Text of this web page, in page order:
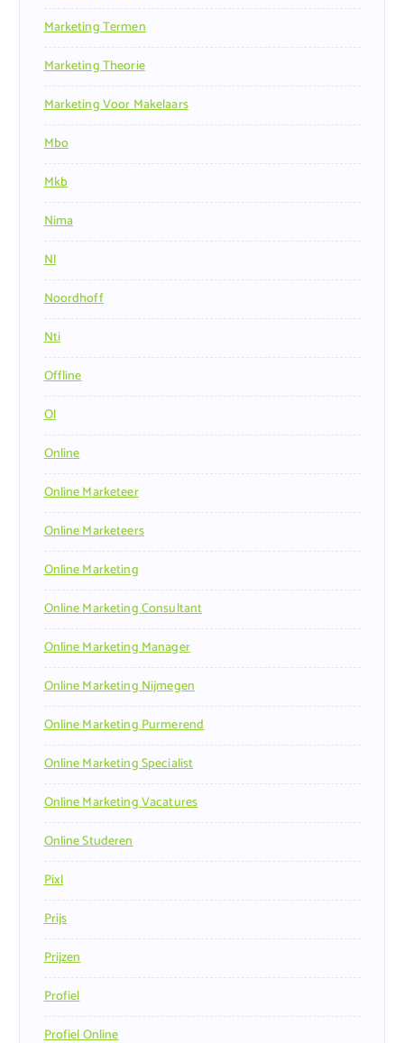
Marketing Termen
Marketing Theorie
Marketing Voor Makelaars
Mbo
Mkb
Nima
Nl
Noordhoff
Nti
Offline
Ol
Online
Online Marketeer
Online Marketeers
Online Marketing
Online Marketing Consultant
Online Marketing Manager
Online Marketing Nijmegen
Online Marketing Purmerend
Online Marketing Specialist
Online Marketing Vacatures
Online Studeren
Pixl
Prijs
Prijzen
Profiel
Profiel Online